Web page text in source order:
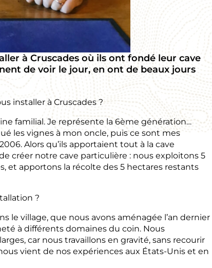
à Cruscades où ils ont fondé leur cave
de voir le jour, en ont de beaux jours
installer à Cruscades ?
familial. Je représente la 6ème génération…
les vignes à mon oncle, puis ce sont mes
Alors qu’ils apportaient tout à la cave
créer notre cave particulière : nous exploitons 5
et apportons la récolte des 5 hectares restants
?
le village, que nous avons aménagée l’an dernier
à différents domaines du coin. Nous
car nous travaillons en gravité, sans recourir
vient de nos expériences aux États-Unis et en